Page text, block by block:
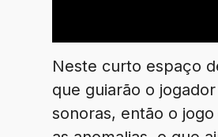
Neste curto espaço
que guiarão o
sonoras, então o